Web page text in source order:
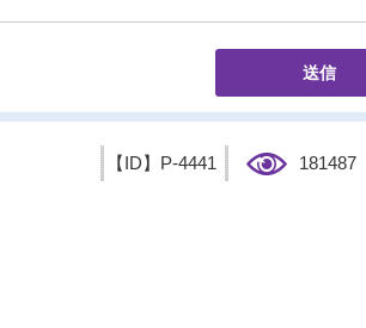
【ID】 P-4441 181487